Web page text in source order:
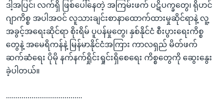
ဒါ့အပြင်၊ လက်ရှိ ဖြစ်ပေါ်နေတဲ့ အကြမ်းဖက် ပဋိပက္ခတွေ၊ ရိုဟင်
ဂျာကိစ္စ အပါအဝင် လူသားချင်းစာနာထောက်ထားမှုဆိုင်ရာနဲ့ လူ့
အခွင့်အရေးဆိုင်ရာ စိုးရိမ် ပူပန်မှုတွေ၊ နှစ်နိုင်ငံ စီးပွားရေးကိစ္စ
တွေနဲ့ အမေရိကန်နဲ့ မြန်မာနိုင်ငံအကြား ကာလရှည် မိတ်ဖက်
ဆက်ဆံရေး ပိုမို နက်နက်ရှိုင်းရှုင်းရှိစေရေး ကိစ္စတွေကို ဆွေးနွေး
ခဲ့ပါတယ်။
.......................................